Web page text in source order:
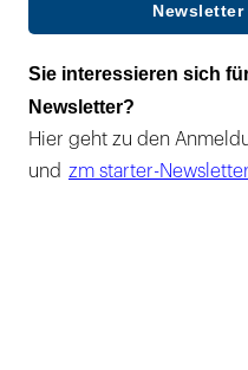
Sie interessieren sich
Newsletter?
Hier geht zu den
und zm starter-Newsletter